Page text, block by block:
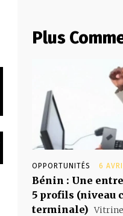
Plus
OPPORTUNITÉS 6
Bénin : Une
5 profils (niveau
terminale)